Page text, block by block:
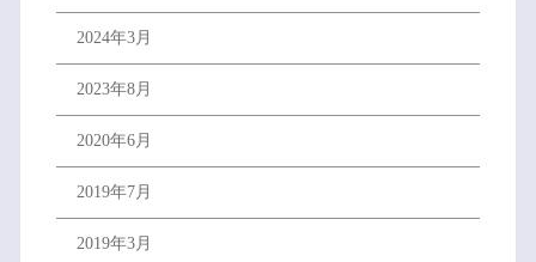
2024年3月
2023年8月
2020年6月
2019年7月
2019年3月